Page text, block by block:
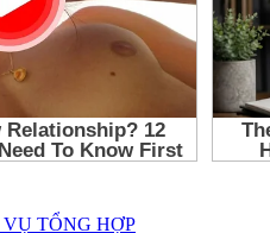
TỔNG HỢP